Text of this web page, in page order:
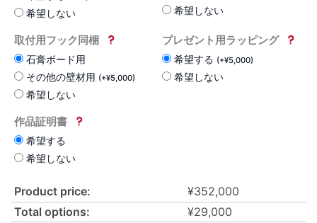
希望しない 希望しない
取付用フック同梱
石膏ボード用
その他の壁材用 (+¥5,000)
希望しない
プレゼント用ラッピング
希望する (+¥5,000)
希望しない
作品証明書
希望する
希望しない
Product price: ¥352,000
Total options:
¥29,000